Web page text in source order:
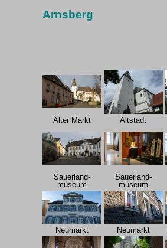
Arnsberg
Alter Markt Altstadt
Sauerland-
museum
Sauerland-
museum
Neumarkt Neumarkt